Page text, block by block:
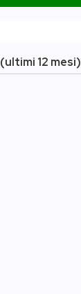
12 mesi)